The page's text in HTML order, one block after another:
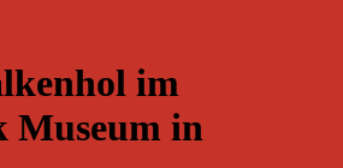
im
Museum in